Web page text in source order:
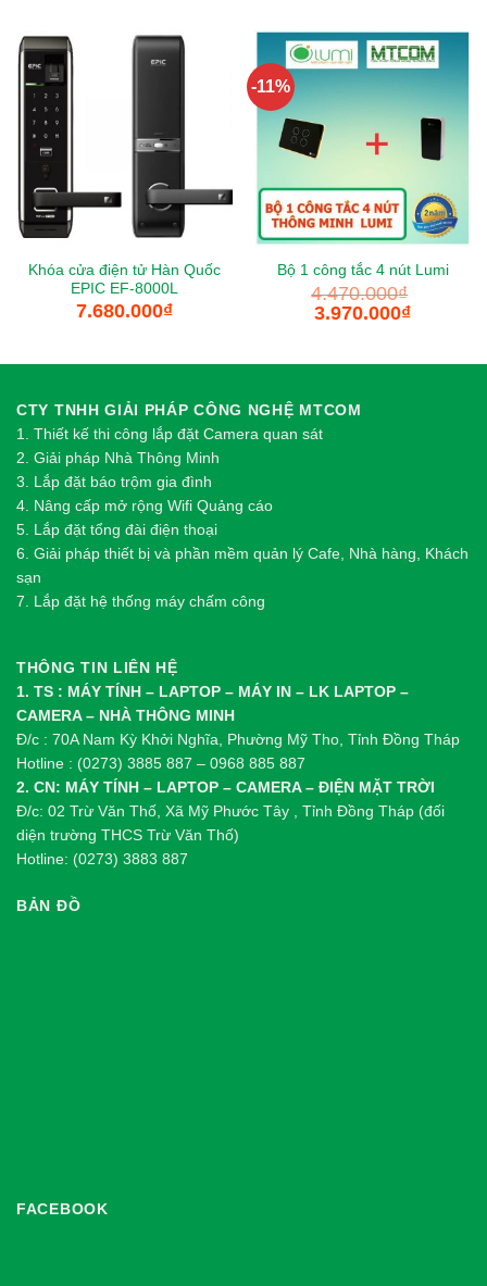
Khóa cửa điện tử Hàn Quốc
EPIC EF-8000L
7.680.000₫
-11%
Bộ 1 công tắc 4 nút Lumi
4.470.000₫
3.970.000₫
CTY TNHH GIẢI PHÁP CÔNG NGHỆ MTCOM
1. Thiết kế thi công lắp đặt Camera quan sát
2. Giải pháp Nhà Thông Minh
3. Lắp đặt báo trộm gia đình
4. Nâng cấp mở rộng Wifi Quảng cáo
5. Lắp đặt tổng đài điện thoại
6. Giải pháp thiết bị và phần mềm quản lý Cafe, Nhà hàng, Khách
sạn
7. Lắp đặt hệ thống máy chấm công
THÔNG TIN LIÊN HỆ
1. TS : MÁY TÍNH – LAPTOP – MÁY IN – LK LAPTOP –
CAMERA – NHÀ THÔNG MINH
Đ/c : 70A Nam Kỳ Khởi Nghĩa, Phường Mỹ Tho, Tỉnh Đồng Tháp
Hotline : (0273) 3885 887 – 0968 885 887
2. CN: MÁY TÍNH – LAPTOP – CAMERA – ĐIỆN MẶT TRỜI
Đ/c: 02 Trừ Văn Thố, Xã Mỹ Phước Tây , Tỉnh Đồng Tháp (đối
diện trường THCS Trừ Văn Thố)
Hotline: (0273) 3883 887
BẢN ĐỒ
FACEBOOK